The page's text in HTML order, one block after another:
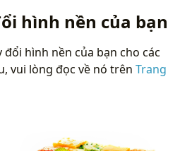
hình nền của bạn
hình nền của bạn cho các
vui lòng đọc về nó trên Trang